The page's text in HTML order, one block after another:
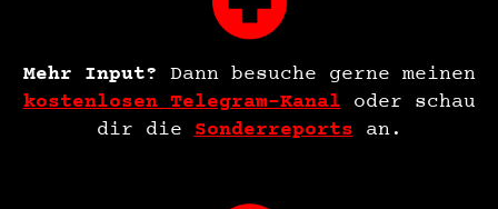
Mehr Input? Dann besuche gerne meinen
kostenlosen Telegram-Kanaloder schau
dir dieSonderreportsan.